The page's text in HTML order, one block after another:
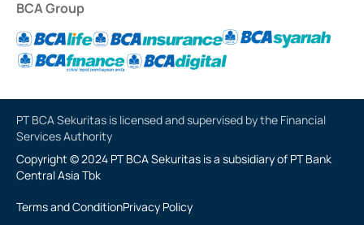
BCA Group
PT BCA Sekuritas is licensed and supervised by the Financial
Services Authority
Copyright © 2024 PT BCA Sekuritas is a subsidiary of PT Bank
Central Asia Tbk
Terms and ConditionPrivacy Policy